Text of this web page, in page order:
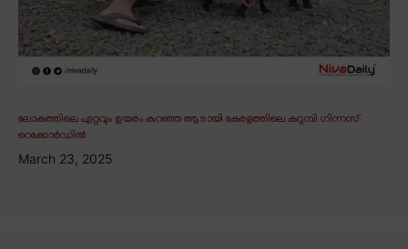
ലോകത്തിലെ ഏറ്റവും ഉയരം കുറഞ്ഞ ആടായി കേരളത്തിലെ കറുമ്പി ഗിന്നസ്
റെക്കോർഡിൽ
March 23, 2025